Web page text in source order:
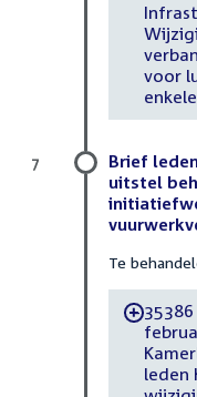
voor
Brief
uitstel
Te
-
leden
7